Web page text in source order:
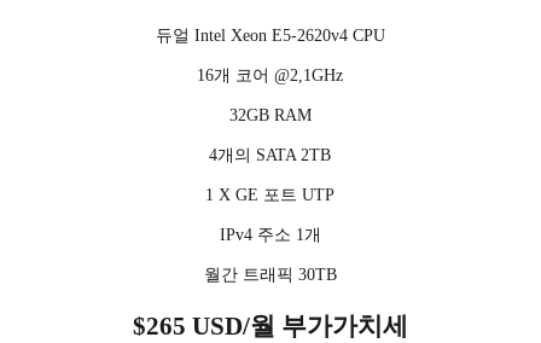
듀얼 Intel Xeon E5-2620v4 CPU
16개 코어 @2,1GHz
32GB RAM
4개의 SATA 2TB
1 X GE 포트 UTP
IPv4 주소 1개
월간 트래픽 30TB
$265 USD/월 부가가치세